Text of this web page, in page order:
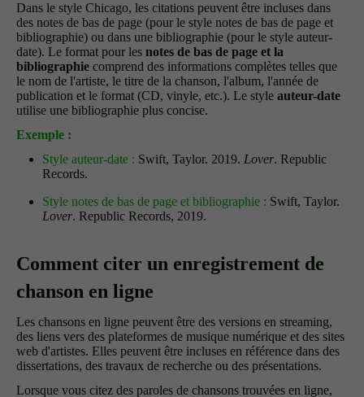
Dans le style Chicago, les citations peuvent être incluses dans
des notes de bas de page (pour le style notes de bas de page et
bibliographie) ou dans une bibliographie (pour le style auteur-
date). Le format pour les notes de bas de page et la
bibliographie comprend des informations complètes telles que
le nom de l'artiste, le titre de la chanson, l'album, l'année de
publication et le format (CD, vinyle, etc.). Le style auteur-date
utilise une bibliographie plus concise.
Exemple :
Style auteur-date : Swift, Taylor. 2019. Lover. Republic
Records.
Style notes de bas de page et bibliographie : Swift, Taylor.
Lover. Republic Records, 2019.
Comment citer un enregistrement de
chanson en ligne
Les chansons en ligne peuvent être des versions en streaming,
des liens vers des plateformes de musique numérique et des sites
web d'artistes. Elles peuvent être incluses en référence dans des
dissertations, des travaux de recherche ou des présentations.
Lorsque vous citez des paroles de chansons trouvées en ligne,